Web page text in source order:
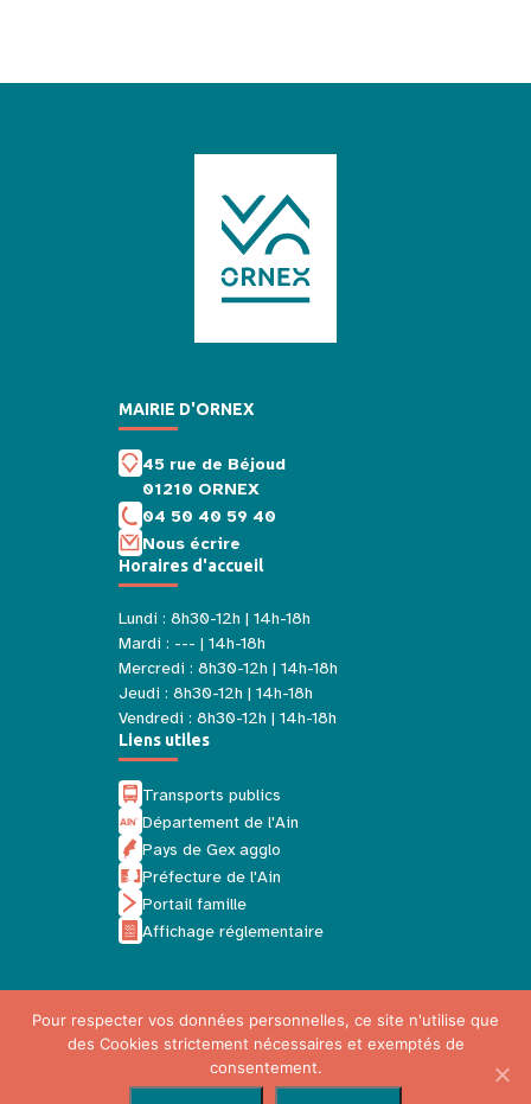
MAIRIE D'ORNEX
45 rue de Béjoud
01210 ORNEX
04 50 40 59 40
Nous écrire
Horaires d'accueil
Lundi : 8h30-12h | 14h-18h
Mardi : --- | 14h-18h
Mercredi : 8h30-12h | 14h-18h
Jeudi : 8h30-12h | 14h-18h
Vendredi : 8h30-12h | 14h-18h
Liens utiles
Transports publics
Département de l'Ain
Pays de Gex agglo
Préfecture de l'Ain
Portail famille
Affichage réglementaire
Mentions légales
Politique de confidentialité
Pour respecter vos données personnelles, ce site n'utilise que
des Cookies strictement nécessaires et exemptés de
consentement.